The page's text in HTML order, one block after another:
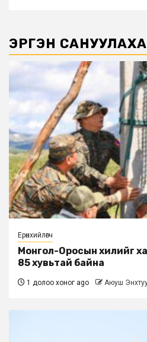
ЭРГЭН
Ерөнхийлөгч
Монгол-Оросын хилийг
85 хувьтай байна
1 долоо хоног ago Аюуш